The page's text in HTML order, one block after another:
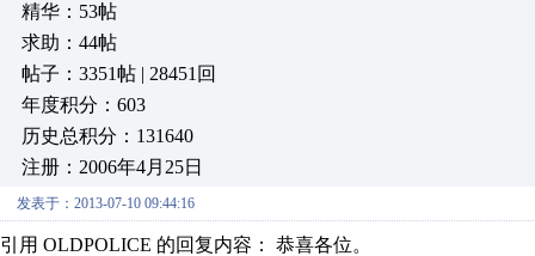
精华：53帖
求助：44帖
帖子：3351帖 | 28451回
年度积分：603
历史总积分：131640
注册：2006年4月25日
发表于：2013-07-10 09:44:16
引用 OLDPOLICE 的回复内容： 恭喜各位。